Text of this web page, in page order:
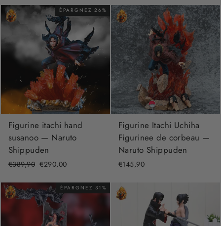
ÉPARGNEZ 26%
Figurine itachi hand
susanoo — Naruto
Shippuden
Prix
€389,90 Prix
€290,00
Figurine Itachi Uchiha
Figurinee de corbeau —
Naruto Shippuden
€145,90
ÉPARGNEZ 31%